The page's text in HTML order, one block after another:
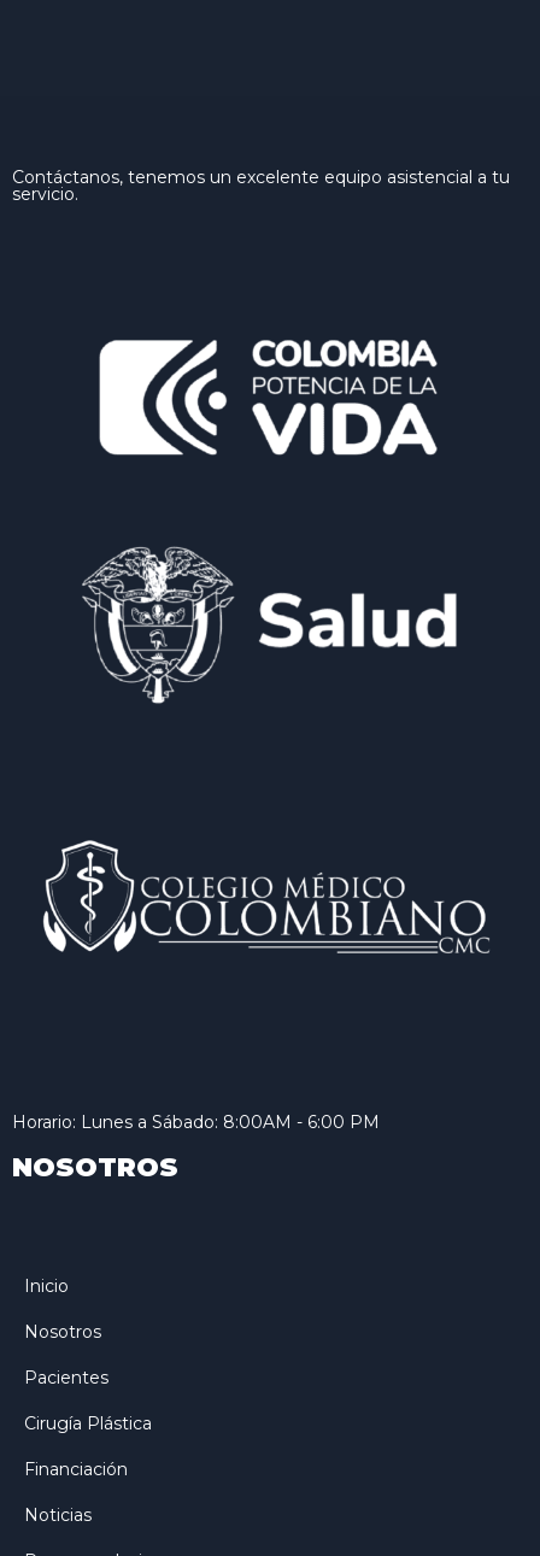
Contáctanos, tenemos un excelente equipo asistencial a tu
servicio.
Horario: Lunes a Sábado: 8:00AM - 6:00 PM
NOSOTROS
Inicio
Nosotros
Pacientes
Cirugía Plástica
Financiación
Noticias